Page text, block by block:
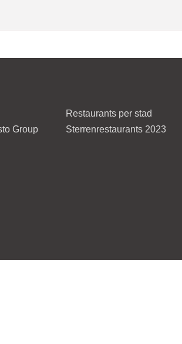
Group
Restaurants per stad
Sterrenrestaurants 2023